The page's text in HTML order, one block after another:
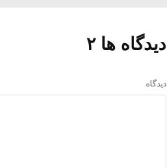
دیدگاه ها ۲
دیدگاه